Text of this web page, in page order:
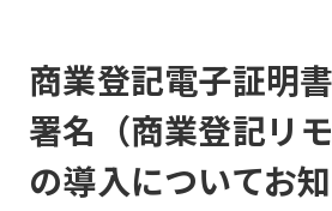
商業登記電子証明
署名（商業登記リ
の導入についてお